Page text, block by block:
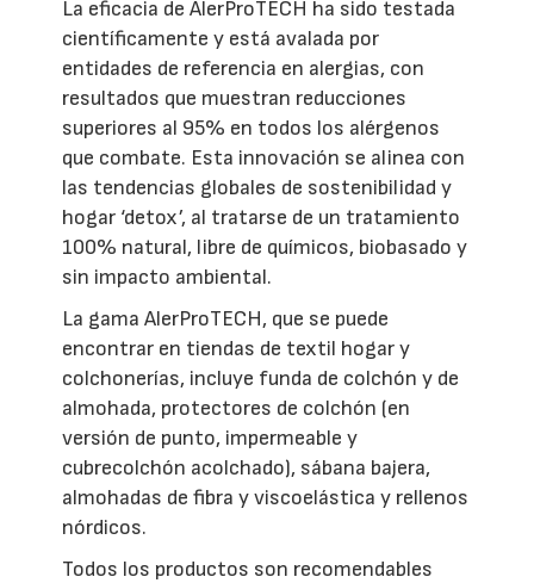
La eficacia de AlerProTECH ha sido testada
científicamente y está avalada por
entidades de referencia en alergias, con
resultados que muestran reducciones
superiores al 95% en todos los alérgenos
que combate. Esta innovación se alinea con
las tendencias globales de sostenibilidad y
hogar ‘detox’, al tratarse de un tratamiento
100% natural, libre de químicos, biobasado y
sin impacto ambiental.
La gama AlerProTECH, que se puede
encontrar en tiendas de textil hogar y
colchonerías, incluye funda de colchón y de
almohada, protectores de colchón (en
versión de punto, impermeable y
cubrecolchón acolchado), sábana bajera,
almohadas de fibra y viscoelástica y rellenos
nórdicos.
Todos los productos son recomendables